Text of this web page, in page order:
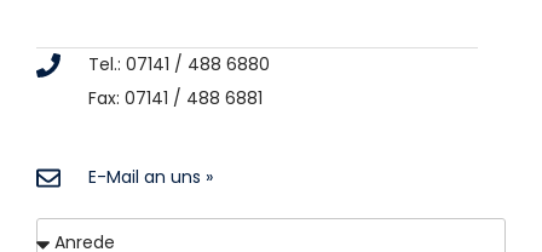
Tel.: 07141 / 488 6880
Fax: 07141 / 488 6881
E-Mail an uns »